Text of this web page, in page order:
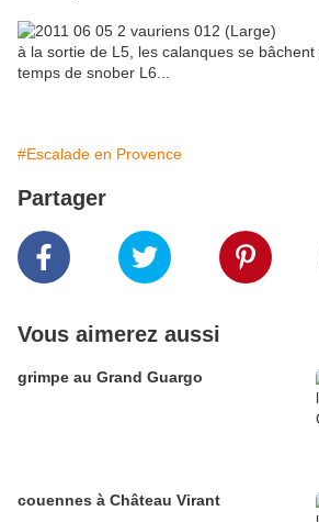
à la sortie de L5, les calanques se
temps de snober L6...
#Escalade en Provence
Partager
Vous aimerez aussi
grimpe au Grand Guargo
couennes à Château Virant